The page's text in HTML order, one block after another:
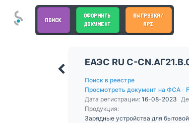
ПОИСК
ОФОРМИТЬ
ДОКУМЕНТ
ВЫГРУЗКА/
API
ЕАЭС RU С-
Поиск в реестре
Просмотреть документ на ФСА ·
Дата регистрации: 16-08-2023
Продукция:
Зарядные устройства для